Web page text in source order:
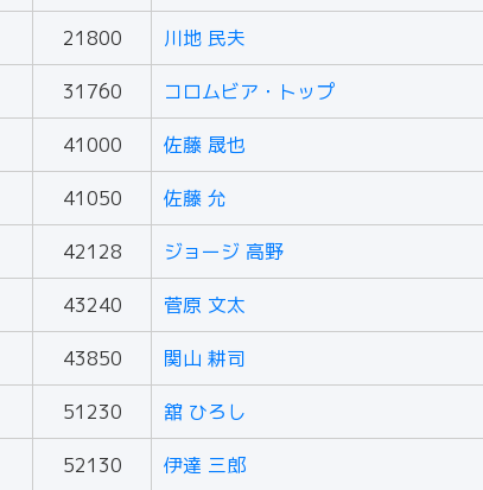
21800 川地 民夫
31760 コロムビア・トップ
41000 佐藤 晟也
41050 佐藤 允
42128 ジョージ 高野
43240 菅原 文太
43850 関山 耕司
51230 舘 ひろし
52130 伊達 三郎